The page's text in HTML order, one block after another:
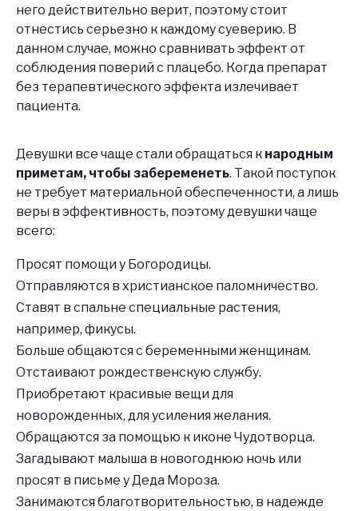
него действительно верит, поэтому стоит
отнестись серьезно к каждому суеверию. В
данном случае, можно сравнивать эффект от
соблюдения поверий с плацебо. Когда препарат
без терапевтического эффекта излечивает
пациента.
Девушки все чаще стали обращаться к народным
приметам, чтобы забеременеть. Такой поступок
не требует материальной обеспеченности, а лишь
веры в эффективность, поэтому девушки чаще
всего:
Просят помощи у Богородицы.
Отправляются в христианское паломничество.
Ставят в спальне специальные растения,
например, фикусы.
Больше общаются с беременными женщинам.
Отстаивают рождественскую службу.
Приобретают красивые вещи для
новорожденных, для усиления желания.
Обращаются за помощью к иконе Чудотворца.
Загадывают малыша в новогоднюю ночь или
просят в письме у Деда Мороза.
Занимаются благотворительностью, в надежде